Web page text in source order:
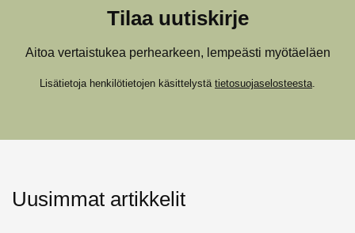
Tilaa uutiskirje
Aitoa vertaistukea perhearkeen, lempeästi myötäeläen
Lisätietoja henkilötietojen käsittelystä tietosuojaselosteesta
Uusimmat artikkelit